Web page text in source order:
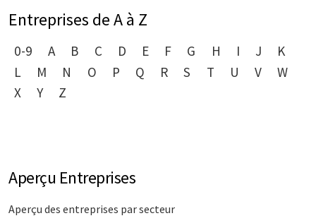
Entreprises de A à Z
0-9 A B C D E F G H I J
K
L
M N O P Q R S T U V
W
X
Y Z
Aperçu Entreprises
Aperçu des entreprises par secteur